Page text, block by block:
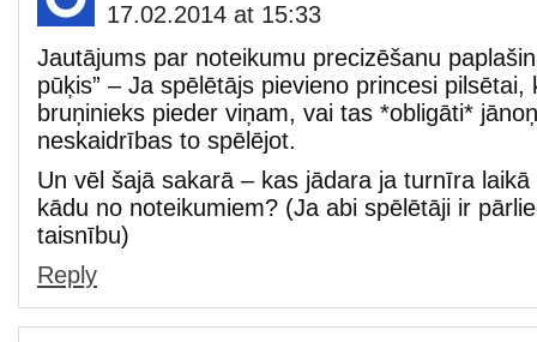
17.02.2014 at 15:33
Jautājums par noteikumu precizēšanu
pūķis” – Ja spēlētājs pievieno princesi pilsētai,
bruņinieks pieder viņam, vai tas *obligāti*
neskaidrības to spēlējot.
Un vēl šajā sakarā – kas jādara ja turnīra
kādu no noteikumiem? (Ja abi spēlētāji ir
taisnību)
Reply